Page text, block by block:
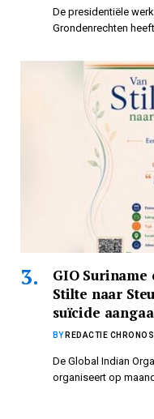
De presidentiële
Grondenrechten
GIO Suriname
Stilte naar
suïcide
BY REDACTIE CHRONOS
De Global Indian
organiseert op